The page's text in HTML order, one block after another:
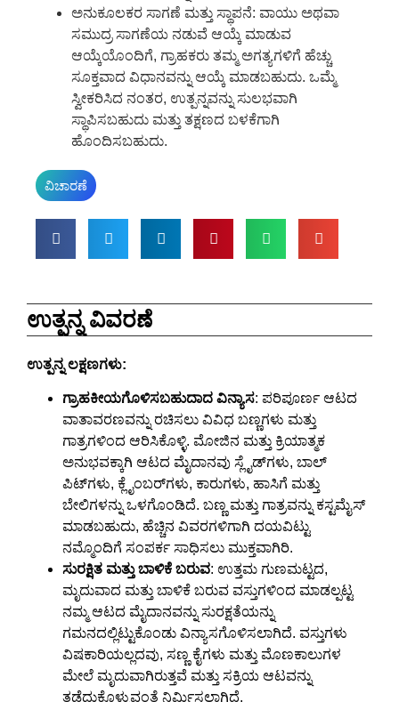
ಅನುಕೂಲಕರ ಸಾಗಣೆ ಮತ್ತು ಸ್ಥಾಪನೆ: ವಾಯು ಅಥವಾ
ಸಮುದ್ರ ಸಾಗಣೆಯ ನಡುವೆ ಆಯ್ಕೆ ಮಾಡುವ
ಆಯ್ಕೆಯೊಂದಿಗೆ, ಗ್ರಾಹಕರು ತಮ್ಮ ಅಗತ್ಯಗಳಿಗೆ ಹೆಚ್ಚು
ಸೂಕ್ತವಾದ ವಿಧಾನವನ್ನು ಆಯ್ಕೆ ಮಾಡಬಹುದು. ಒಮ್ಮೆ
ಸ್ವೀಕರಿಸಿದ ನಂತರ, ಉತ್ಪನ್ನವನ್ನು ಸುಲಭವಾಗಿ
ಸ್ಥಾಪಿಸಬಹುದು ಮತ್ತು ತಕ್ಷಣದ ಬಳಕೆಗಾಗಿ
ಹೊಂದಿಸಬಹುದು.
ವಿಚಾರಣೆ
ಉತ್ಪನ್ನ ವಿವರಣೆ
ಉತ್ಪನ್ನ ಲಕ್ಷಣಗಳು:
ಗ್ರಾಹಕೀಯಗೊಳಿಸಬಹುದಾದ ವಿನ್ಯಾಸ: ಪರಿಪೂರ್ಣ ಆಟದ
ವಾತಾವರಣವನ್ನು ರಚಿಸಲು ವಿವಿಧ ಬಣ್ಣಗಳು ಮತ್ತು
ಗಾತ್ರಗಳಿಂದ ಆರಿಸಿಕೊಳ್ಳಿ. ಮೋಜಿನ ಮತ್ತು ಕ್ರಿಯಾತ್ಮಕ
ಅನುಭವಕ್ಕಾಗಿ ಆಟದ ಮೈದಾನವು ಸ್ಲೈಡ್‌ಗಳು, ಬಾಲ್
ಪಿಟ್‌ಗಳು, ಕ್ಲೈಂಬರ್‌ಗಳು, ಕಾರುಗಳು, ಹಾಸಿಗೆ ಮತ್ತು
ಬೇಲಿಗಳನ್ನು ಒಳಗೊಂಡಿದೆ. ಬಣ್ಣ ಮತ್ತು ಗಾತ್ರವನ್ನು ಕಸ್ಟಮೈಸ್
ಮಾಡಬಹುದು, ಹೆಚ್ಚಿನ ವಿವರಗಳಿಗಾಗಿ ದಯವಿಟ್ಟು
ನಮ್ಮೊಂದಿಗೆ ಸಂಪರ್ಕ ಸಾಧಿಸಲು ಮುಕ್ತವಾಗಿರಿ.
ಸುರಕ್ಷಿತ ಮತ್ತು ಬಾಳಿಕೆ ಬರುವ: ಉತ್ತಮ ಗುಣಮಟ್ಟದ,
ಮೃದುವಾದ ಮತ್ತು ಬಾಳಿಕೆ ಬರುವ ವಸ್ತುಗಳಿಂದ ಮಾಡಲ್ಪಟ್ಟ
ನಮ್ಮ ಆಟದ ಮೈದಾನವನ್ನು ಸುರಕ್ಷತೆಯನ್ನು
ಗಮನದಲ್ಲಿಟ್ಟುಕೊಂಡು ವಿನ್ಯಾಸಗೊಳಿಸಲಾಗಿದೆ. ವಸ್ತುಗಳು
ವಿಷಕಾರಿಯಲ್ಲದವು, ಸಣ್ಣ ಕೈಗಳು ಮತ್ತು ಮೊಣಕಾಲುಗಳ
ಮೇಲೆ ಮೃದುವಾಗಿರುತ್ತವೆ ಮತ್ತು ಸಕ್ರಿಯ ಆಟವನ್ನು
ತಡೆದುಕೊಳ್ಳುವಂತೆ ನಿರ್ಮಿಸಲಾಗಿದೆ.